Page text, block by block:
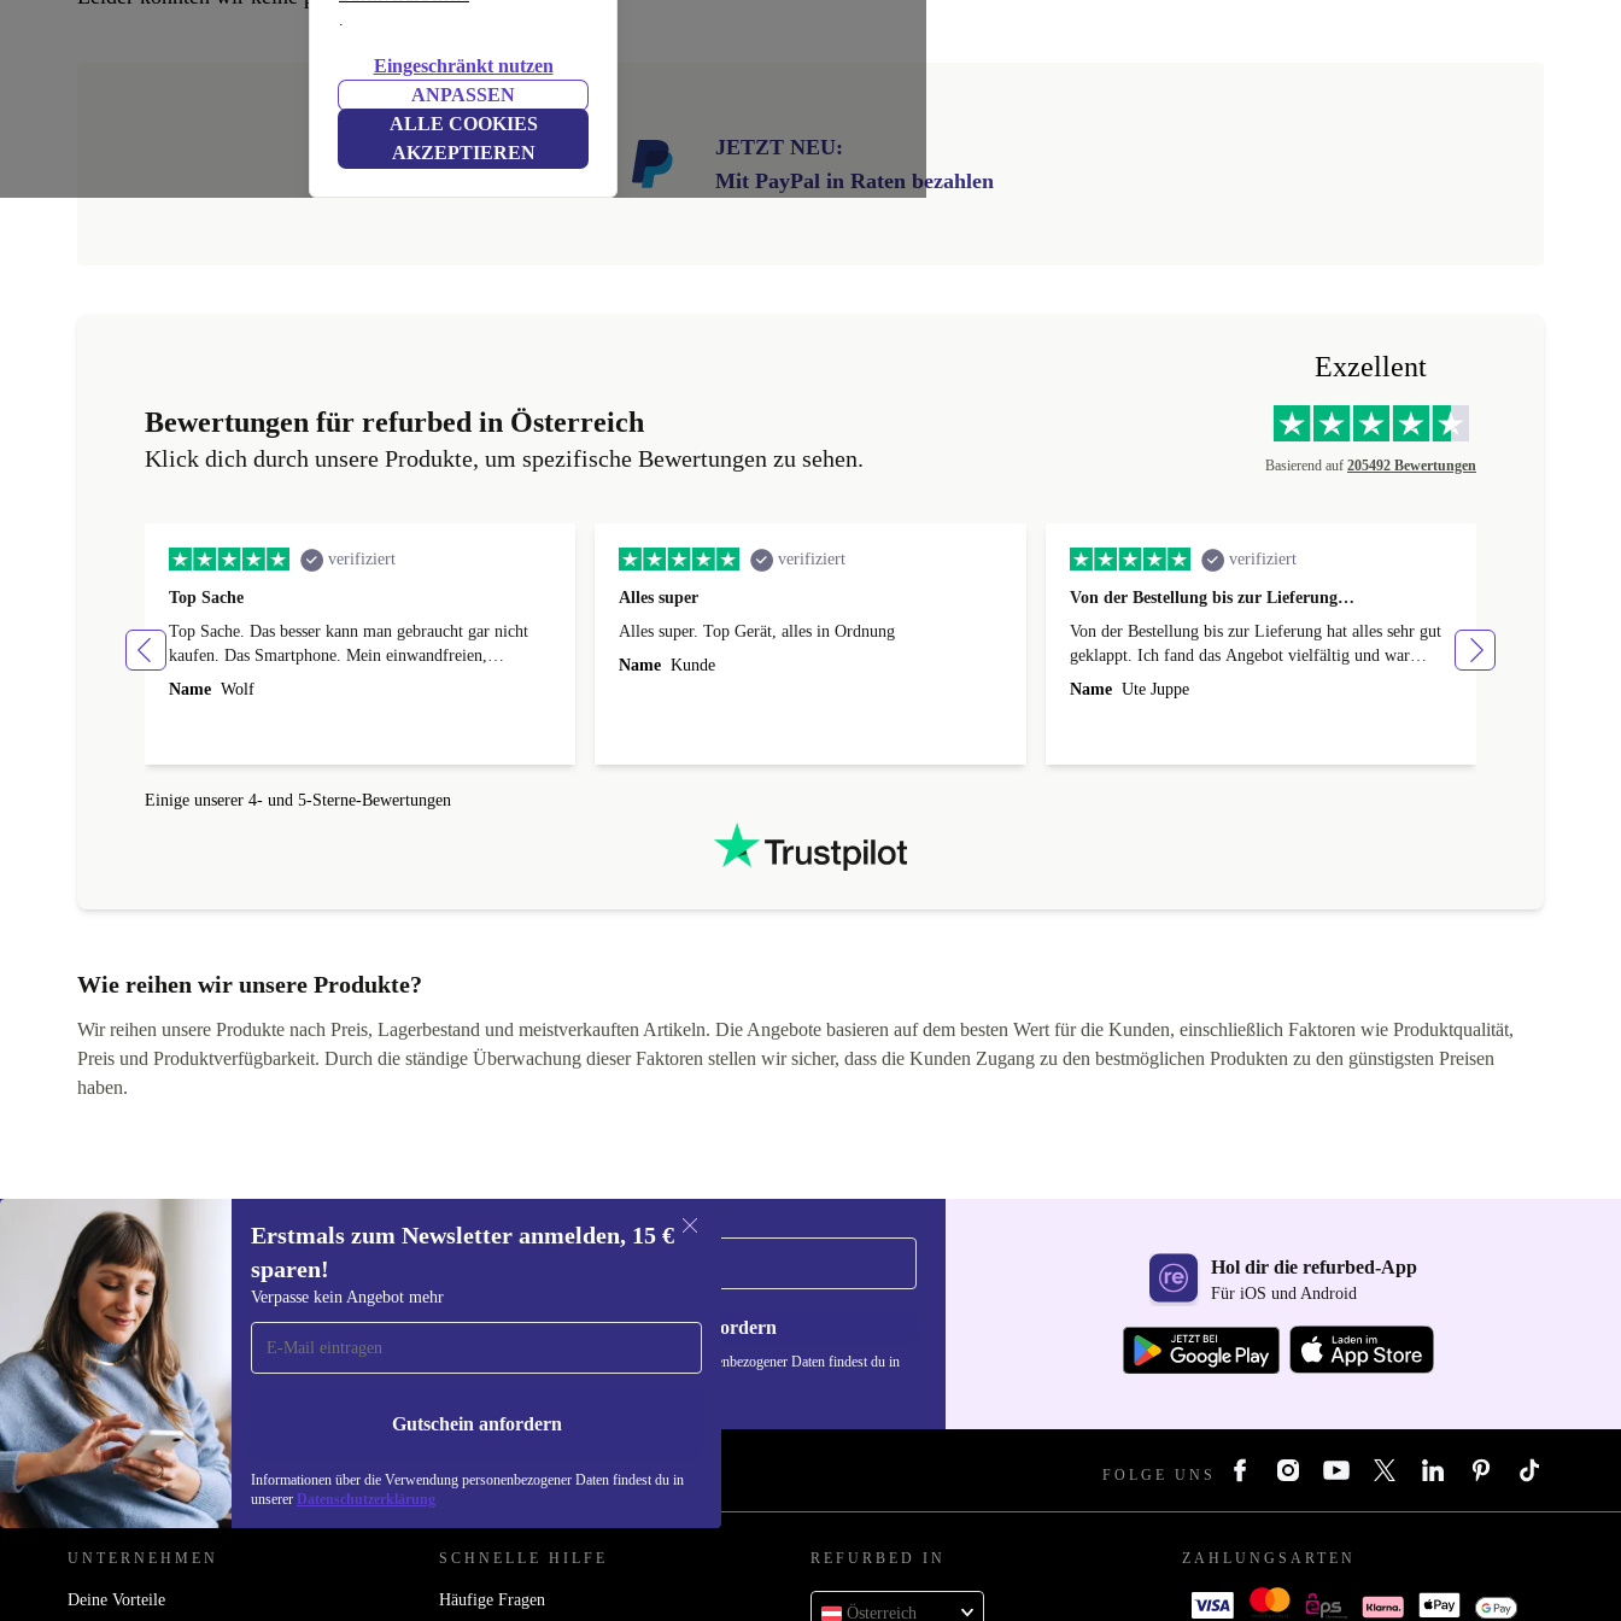
.
Eingeschränkt nutzen
ANPASSEN
ALLE COOKIES
AKZEPTIEREN
JETZT NEU:
Mit PayPal in Raten bezahlen
Bewertungen für refurbed in Österreich
Klick dich durch unsere Produkte, um spezifische Bewertungen zu sehen.
Exzellent
Basierend auf 205492 Bewertungen
verifiziert
Top Sache
Top Sache. Das besser kann man gebraucht gar nicht
kaufen. Das Smartphone. Mein einwandfreien,
neuwertigen Zustand und ich habe noch Garantie.
Name Wolf
verifiziert
Alles super
Alles super. Top Gerät, alles in Ordnung
Name Kunde
verifiziert
Von der Bestellung bis zur Lieferung…
Von der Bestellung bis zur Lieferung hat alles sehr gut
geklappt. Ich fand das Angebot vielfältig und war
überrascht, dass man sogar beim gewählten Modell
noch variieren kann (Farbe/neuer Akku etc.).
Name Ute Juppe
Einige unserer 4- und 5-Sterne-Bewertungen
Wie reihen wir unsere Produkte?
Wir reihen unsere Produkte nach Preis, Lagerbestand und meistverkauften Artikeln. Die Angebote basieren auf dem besten Wert für die Kunden, einschließlich Faktoren wie Produktqualität,
Preis und Produktverfügbarkeit. Durch die ständige Überwachung dieser Faktoren stellen wir sicher, dass die Kunden Zugang zu den bestmöglichen Produkten zu den günstigsten Preisen
haben.
Erstmals zum Newsletter anmelden, 15 €
sparen!
Verpasse kein Angebot mehr
Gutschein anfordern
Informationen über die Verwendung personenbezogener Daten findest du in
unserer Datenschutzerklärung
Erstmals zum Newsletter
anmelden, 15 € sparen!
Verpasse kein Angebot mehr.
Gutschein anfordern
Informationen über die Verwendung personenbezogener Daten findest du in
Hol dir die refurbed-App
Für iOS und Android
REFURBED ÖSTERREICH - RETHINK NEW. FOLGE UNS
UNTERNEHMEN
Deine Vorteile
SCHNELLE HILFE
Häufige Fragen
REFURBED IN
Österreich
ZAHLUNGSARTEN